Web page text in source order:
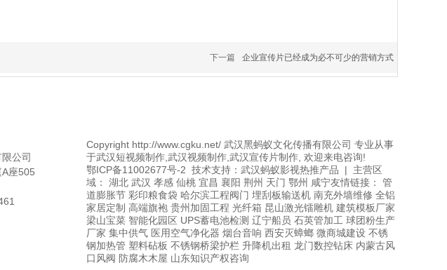
下一篇 企业宣传片已经成为必不可少的营销方式
公司
座505
Copyright http://www.cgku.net/ 武汉黑蚂蚁文化传播有限公司 专业从事
于武汉短视频制作,武汉视频制作,武汉宣传片制作, 欢迎来电咨询!
鄂ICP备11002677号-2 技术支持：武汉蚂蚁影视热推产品 | 主营区
域： 湖北 武汉 孝感 仙桃 宜昌 襄阳 荆州 天门 鄂州 咸宁友情链接： 管
道膨胀节 彩印粮食袋 哈尔滨工程阀门 埋刮板输送机 南充外墙维修 全铝
家居定制 高端旗袍 贵州加固工程 光纤箱 昆山激光镭雕机 建筑模板厂家
梁山宝菜 智能化园区 UPS蓄电池检测 辽宁船员 石英管加工 球团粉生产
厂家 集中供气 医用空气净化器 烟台音响 西安灭蟑螂 微商城建设 不锈
钢加热管 塑料砧板 不锈钢桥梁护栏 升降机出租 龙门数控钻床 内蒙古风
口风阀 防腐木木屋 山东知识产权咨询